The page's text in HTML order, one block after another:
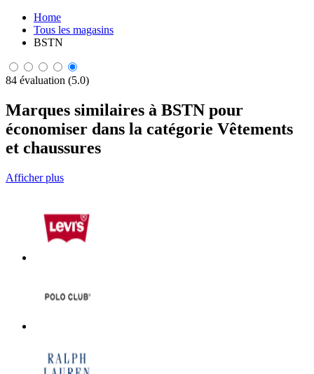
Home
Tous les magasins
BSTN
84 évaluation (5.0)
Marques similaires à BSTN pour
économiser dans la catégorie Vêtements
et chaussures
Afficher plus